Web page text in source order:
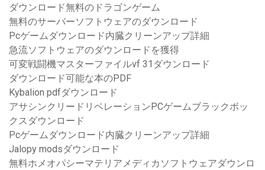
ダウンロード無料のドラゴンゲーム
無料のサーバーソフトウェアのダウンロード
Pcゲームダウンロード内臓クリーンアップ詳細
急流ソフトウェアのダウンロードを獲得
可変戦闘機マスターファイルvf 31ダウンロード
ダウンロード可能な本のPDF
Kybalion pdfダウンロード
アサシンクリードリベレーションPCゲームブラックボッ
クスダウンロード
Pcゲームダウンロード内臓クリーンアップ詳細
Jalopy modsダウンロード
無料ホメオパシーマテリアメディカソフトウェアダウンロ